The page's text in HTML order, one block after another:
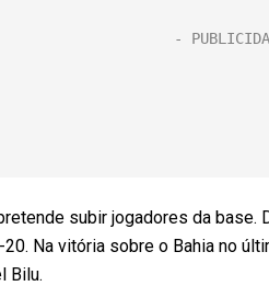
subir jogadores da base.
Na vitória sobre o Bahia no
Bilu.